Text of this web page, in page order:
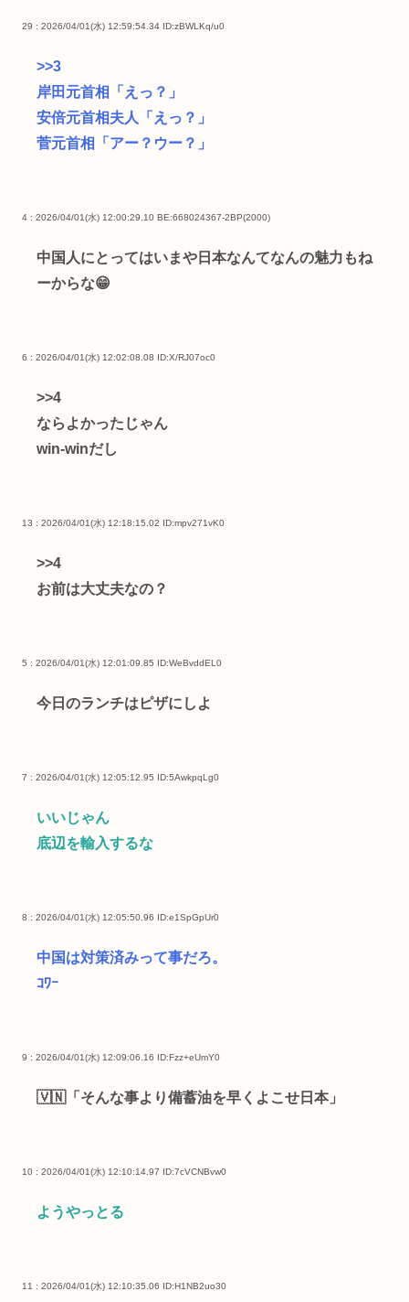
29 : 2026/04/01(水) 12:59:54.34 ID:zBWLKq/u0
>>3
岸田元首相「えっ？」
安倍元首相夫人「えっ？」
菅元首相「アー？ウー？」
4 : 2026/04/01(水) 12:00:29.10 BE:668024367-2BP(2000)
中国人にとってはいまや日本なんてなんの魅力もね
ーからな😁
6 : 2026/04/01(水) 12:02:08.08 ID:X/RJ07oc0
>>4
ならよかったじゃん
win-winだし
13 : 2026/04/01(水) 12:18:15.02 ID:mpv271vK0
>>4
お前は大丈夫なの？
5 : 2026/04/01(水) 12:01:09.85 ID:WeBvddEL0
今日のランチはピザにしよ
7 : 2026/04/01(水) 12:05:12.95 ID:5AwkpqLg0
いいじゃん
底辺を輸入するな
8 : 2026/04/01(水) 12:05:50.96 ID:e1SpGpUr0
中国は対策済みって事だろ。
ｺﾜｰ
9 : 2026/04/01(水) 12:09:06.16 ID:Fzz+eUmY0
🇻🇳「そんな事より備蓄油を早くよこせ日本」
10 : 2026/04/01(水) 12:10:14.97 ID:7cVCNBvw0
ようやっとる
11 : 2026/04/01(水) 12:10:35.06 ID:H1NB2uo30